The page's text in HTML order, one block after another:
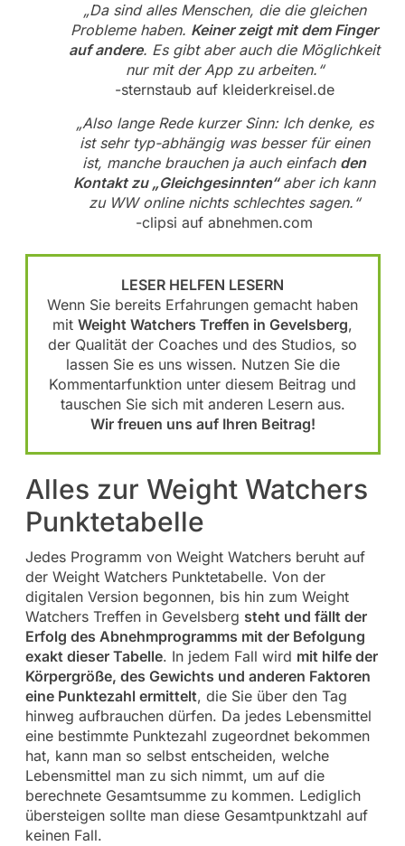
„Da sind alles Menschen, die die gleichen
Probleme haben. Keiner zeigt mit dem Finger
auf andere. Es gibt aber auch die Möglichkeit
nur mit der App zu arbeiten.“
-sternstaub auf kleiderkreisel.de
„Also lange Rede kurzer Sinn: Ich denke, es
ist sehr typ-abhängig was besser für einen
ist, manche brauchen ja auch einfach den
Kontakt zu „Gleichgesinnten“aber ich kann
zu WW online nichts schlechtes sagen.“
-clipsi auf abnehmen.com
LESER HELFEN LESERN
Wenn Sie bereits Erfahrungen gemacht haben
mit Weight Watchers Treffen in Gevelsberg,
der Qualität der Coaches und des Studios, so
lassen Sie es uns wissen. Nutzen Sie die
Kommentarfunktion unter diesem Beitrag und
tauschen Sie sich mit anderen Lesern aus.
Wir freuen uns auf Ihren Beitrag!
Alles zur Weight Watchers
Punktetabelle
Jedes Programm von Weight Watchers beruht auf
der Weight Watchers Punktetabelle. Von der
digitalen Version begonnen, bis hin zum Weight
Watchers Treffen in Gevelsberg steht und fällt der
Erfolg des Abnehmprogramms mit der Befolgung
exakt dieser Tabelle. In jedem Fall wird mit hilfe der
Körpergröße, des Gewichts und anderen Faktoren
eine Punktezahl ermittelt, die Sie über den Tag
hinweg aufbrauchen dürfen. Da jedes Lebensmittel
eine bestimmte Punktezahl zugeordnet bekommen
hat, kann man so selbst entscheiden, welche
Lebensmittel man zu sich nimmt, um auf die
berechnete Gesamtsumme zu kommen. Lediglich
übersteigen sollte man diese Gesamtpunktzahl auf
keinen Fall.